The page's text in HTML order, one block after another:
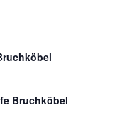
Bruchköbel